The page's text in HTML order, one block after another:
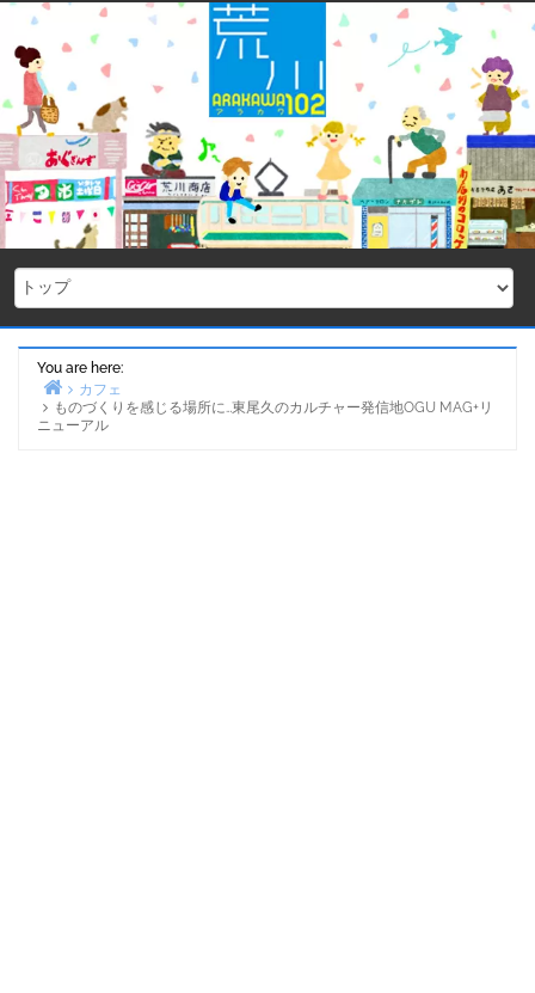
Skip
content
You are here:
Home
カフェ
ものづくりを感じる場所に…東尾久のカルチャー発信地OGU MAG+リ
ニューアル